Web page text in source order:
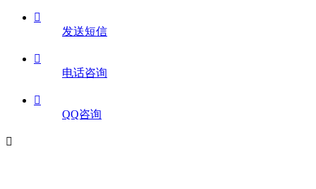

发送短信

电话咨询

QQ咨询
